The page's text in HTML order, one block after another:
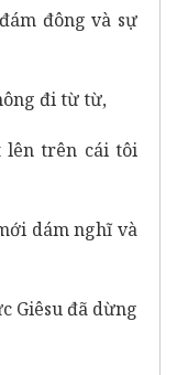
đông và sự
đi từ từ,
lên trên cái tôi
dám nghĩ và
Giêsu đã dừng